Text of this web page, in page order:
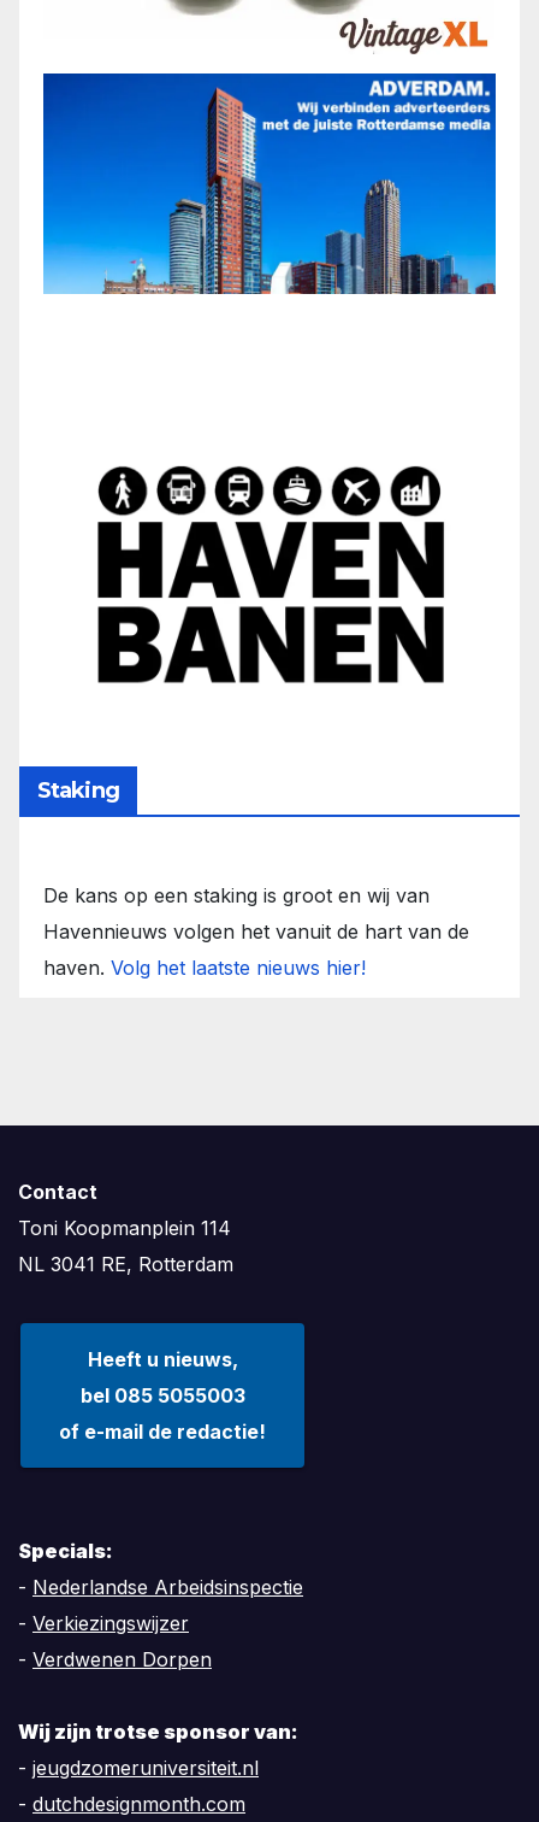
Staking
De kans op een staking is groot en wij van
Havennieuws volgen het vanuit de hart van de
haven. Volg het laatste nieuws hier!
Contact
Toni Koopmanplein 114
NL 3041 RE, Rotterdam
Heeft u nieuws,
bel 085 5055003
of e-mail de redactie!
Specials:
- Nederlandse Arbeidsinspectie
- Verkiezingswijzer
- Verdwenen Dorpen
Wij zijn trotse sponsor van:
- jeugdzomeruniversiteit.nl
- dutchdesignmonth.com